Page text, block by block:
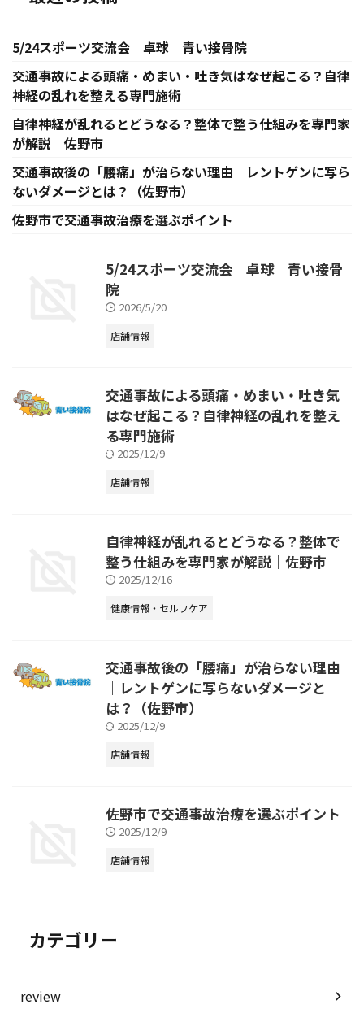
5/24スポーツ交流会 卓球 青い接骨院
交通事故による頭痛・めまい・吐き気はなぜ起こる？自律
神経の乱れを整える専門施術
自律神経が乱れるとどうなる？整体で整う仕組みを専門家
が解説｜佐野市
交通事故後の「腰痛」が治らない理由｜レントゲンに写ら
ないダメージとは？（佐野市）
佐野市で交通事故治療を選ぶポイント
5/24スポーツ交流会 卓球 青い接骨
院
2026/5/20
店舗情報
交通事故による頭痛・めまい・吐き気
はなぜ起こる？自律神経の乱れを整え
る専門施術
2025/12/9
店舗情報
自律神経が乱れるとどうなる？整体で
整う仕組みを専門家が解説｜佐野市
2025/12/16
健康情報・セルフケア
交通事故後の「腰痛」が治らない理由
｜レントゲンに写らないダメージと
は？（佐野市）
2025/12/9
店舗情報
佐野市で交通事故治療を選ぶポイント
2025/12/9
店舗情報
カテゴリー
review